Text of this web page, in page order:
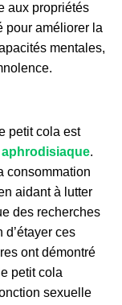
aux propriétés
pour améliorer la
mentales,
petit cola est
aphrodisiaque.
consommation
aidant à lutter
des recherches
ces
ont démontré
petit cola
sexuelle